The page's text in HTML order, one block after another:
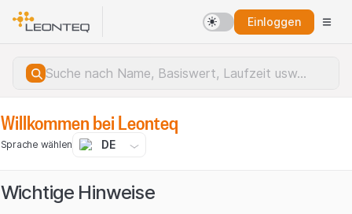
Einloggen
Willkommen bei Leonteq
Sprache wählen DE
Wichtige Hinweise